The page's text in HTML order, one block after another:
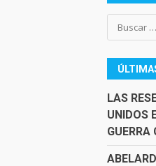
Buscar:
LAS
UNIDOS
GUERRA